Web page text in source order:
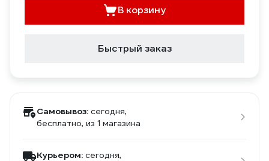
В корзину
Быстрый заказ
Самовывоз: сегодня,
бесплатно, из 1 магазина
Курьером: сегодня,